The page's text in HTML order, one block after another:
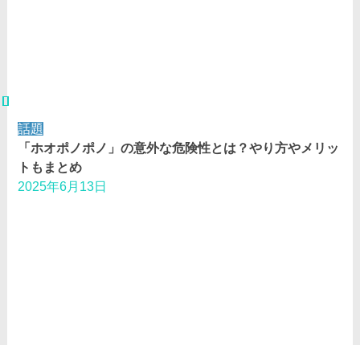
話題
「ホオポノポノ」の意外な危険性とは？やり方やメリッ
トもまとめ
2025年6月13日